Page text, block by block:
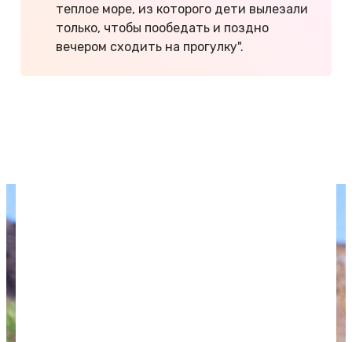
теплое море, из которого дети вылезали
только, чтобы пообедать и поздно
вечером сходить на прогулку".